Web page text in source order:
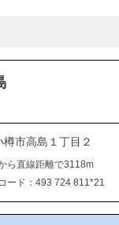
樽市高島１丁目２
ら直線距離で3118m
ード：493 724 811*21